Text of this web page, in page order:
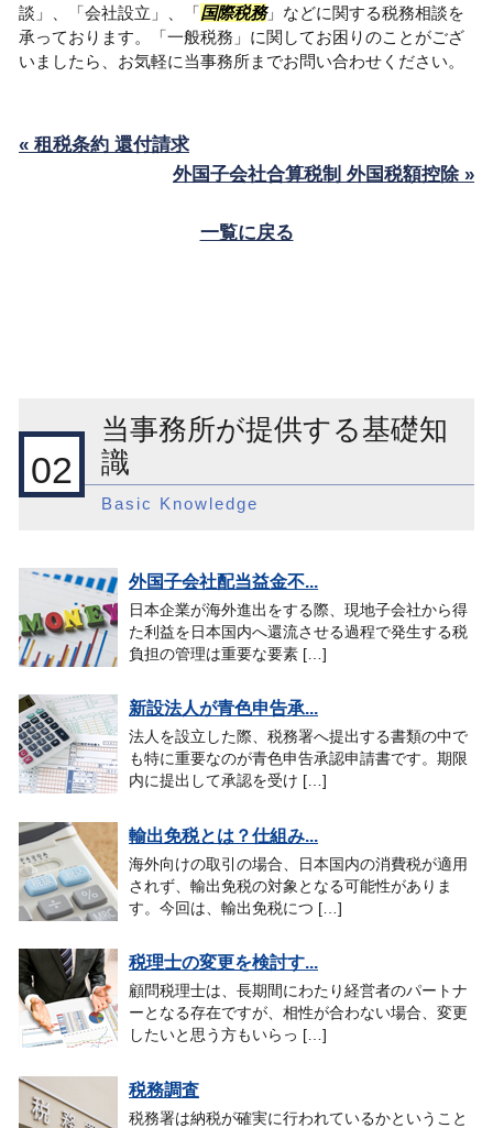
談」、「会社設立」、「国際税務」などに関する税務相談を
承っております。「一般税務」に関してお困りのことがござ
いましたら、お気軽に当事務所までお問い合わせください。
« 租税条約 還付請求
外国子会社合算税制 外国税額控除 »
一覧に戻る
02
当事務所が提供する基礎知
識
Basic Knowledge
外国子会社配当益金不...
日本企業が海外進出をする際、現地子会社から得
た利益を日本国内へ還流させる過程で発生する税
負担の管理は重要な要素 […]
新設法人が青色申告承...
法人を設立した際、税務署へ提出する書類の中で
も特に重要なのが青色申告承認申請書です。期限
内に提出して承認を受け […]
輸出免税とは？仕組み...
海外向けの取引の場合、日本国内の消費税が適用
されず、輸出免税の対象となる可能性がありま
す。今回は、輸出免税につ […]
税理士の変更を検討す...
顧問税理士は、長期間にわたり経営者のパートナ
ーとなる存在ですが、相性が合わない場合、変更
したいと思う方もいらっ […]
税務調査
税務署は納税が確実に行われているかということ